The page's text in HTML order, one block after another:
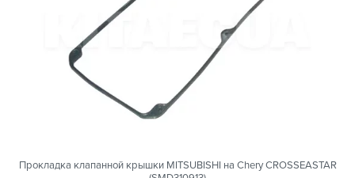
Прокладка клапанной крышки MITSUBISHI на Chery CROSSEASTAR